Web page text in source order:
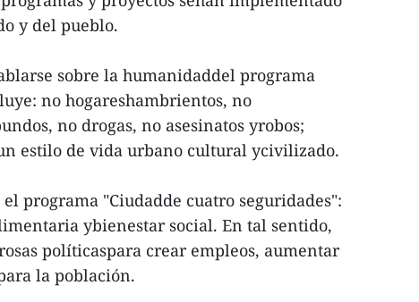
y del pueblo.
sobre la humanidaddel programa
no hogareshambrientos, no
no drogas, no asesinatos yrobos;
estilo de vida urbano cultural ycivilizado.
programa "Ciudadde cuatro seguridades":
ybienestar social. En tal sentido,
políticaspara crear empleos, aumentar
la población.